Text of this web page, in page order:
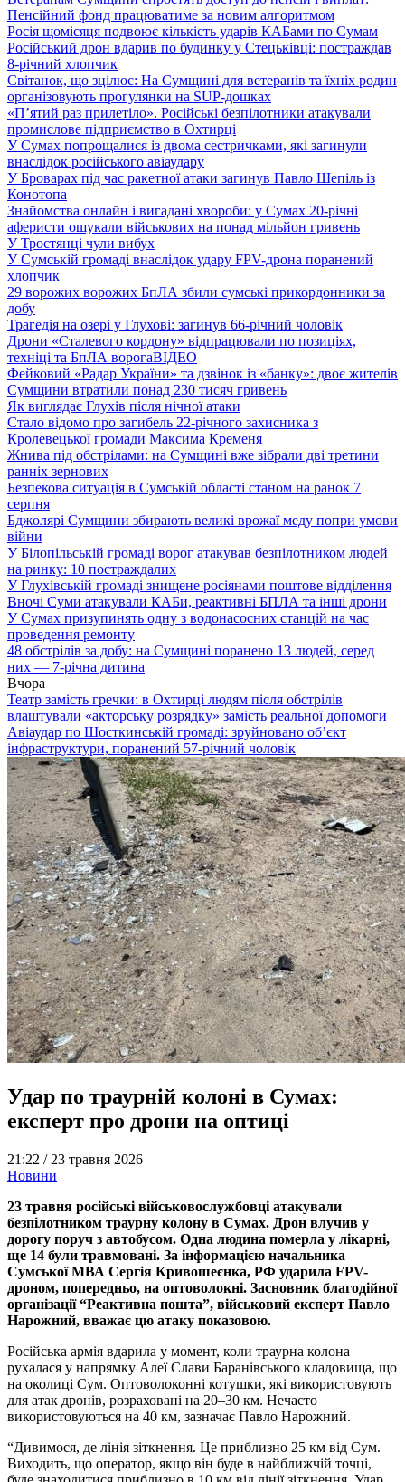
Пенсійний фонд працюватиме за новим алгоритмом
Росія щомісяця подвоює кількість ударів КАБами по Сумам
Російський дрон вдарив по будинку у Стецьківці: постраждав
8-річний хлопчик
Світанок, що зцілює: На Сумщині для ветеранів та їхніх родин
організовують прогулянки на SUP-дошках
«П’ятий раз прилетіло». Російські безпілотники атакували
промислове підприємство в Охтирці
У Сумах попрощалися із двома сестричками, які загинули
внаслідок російського авіаудару
У Броварах під час ракетної атаки загинув Павло Шепіль із
Конотопа
Знайомства онлайн і вигадані хвороби: у Сумах 20-річні
аферисти ошукали військових на понад мільйон гривень
У Тростянці чули вибух
У Сумській громаді внаслідок удару FPV-дрона поранений
хлопчик
29 ворожих ворожих БпЛА збили сумські прикордонники за
добу
Трагедія на озері у Глухові: загинув 66-річний чоловік
Дрони «Сталевого кордону» відпрацювали по позиціях,
техніці та БпЛА ворогаВІДЕО
Фейковий «Радар України» та дзвінок із «банку»: двоє жителів
Сумщини втратили понад 230 тисяч гривень
Як виглядає Глухів після нічної атаки
Стало відомо про загибель 22-річного захисника з
Кролевецької громади Максима Кременя
Жнива під обстрілами: на Сумщині вже зібрали дві третини
ранніх зернових
Безпекова ситуація в Сумській області станом на ранок 7
серпня
Бджолярі Сумщини збирають великі врожаї меду попри умови
війни
У Білопільській громаді ворог атакував безпілотником людей
на ринку: 10 постраждалих
У Глухівській громаді знищене росіянами поштове відділення
Вночі Суми атакували КАБи, реактивні БПЛА та інші дрони
У Сумах призупинять одну з водонасосних станцій на час
проведення ремонту
48 обстрілів за добу: на Сумщині поранено 13 людей, серед
них — 7-річна дитина
Вчора
Театр замість гречки: в Охтирці людям після обстрілів
влаштували «акторську розрядку» замість реальної допомоги
Авіаудар по Шосткинській громаді: зруйновано об’єкт
інфраструктури, поранений 57-річний чоловік
Удар по траурній колоні в Сумах:
експерт про дрони на оптиці
21:22 / 23 травня 2026
Новини
23 травня російські військовослужбовці атакували
безпілотником траурну колону в Сумах. Дрон влучив у
дорогу поруч з автобусом. Одна людина померла у лікарні,
ще 14 були травмовані. За інформацією начальника
Сумської МВА Сергія Кривошеєнка, РФ ударила FPV-
дроном, попередньо, на оптоволокні. Засновник благодійної
організації “Реактивна пошта”, військовий експерт Павло
Нарожний, вважає цю атаку показовою.
Російська армія вдарила у момент, коли траурна колона
рухалася у напрямку Алеї Слави Баранівського кладовища, що
на околиці Сум. Оптоволоконні котушки, які використовують
для атак дронів, розраховані на 20–30 км. Нечасто
використовуються на 40 км, зазначає Павло Нарожний.
“Дивимося, де лінія зіткнення. Це приблизно 25 км від Сум.
Виходить, що оператор, якщо він буде в найближчій точці,